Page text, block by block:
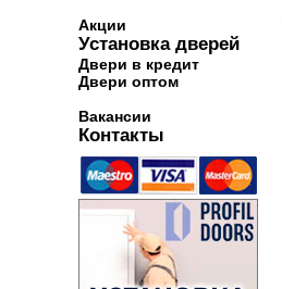
Акции
Установка дверей
Двери в кредит
Двери оптом
Вакансии
Контакты